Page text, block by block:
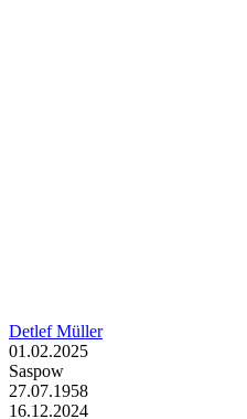
Detlef Müller
01.02.2025
Saspow
27.07.1958
16.12.2024